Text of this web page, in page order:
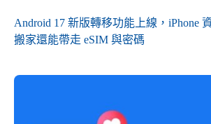
Android 17 新版轉移功能上線，iPhone
搬家還能帶走 eSIM 與密碼